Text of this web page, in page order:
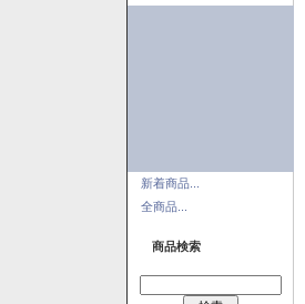
新着商品...
全商品...
商品検索